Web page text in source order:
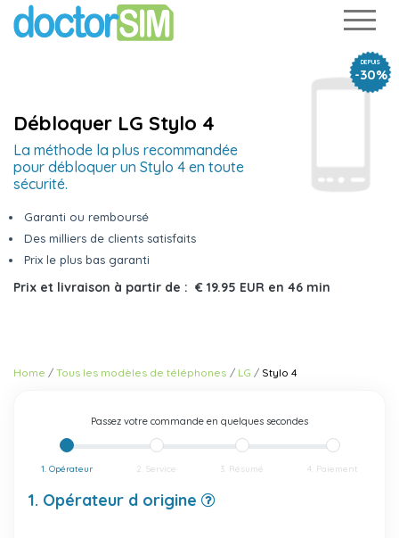
DEPUIS
-30%
Débloquer LG Stylo 4
La méthode la plus recommandée
pour débloquer un Stylo 4 en toute
sécurité.
Garanti ou remboursé
Des milliers de clients satisfaits
Prix le plus bas garanti
Prix et livraison à partir de : € 19.95 EUR en 46 min
Home Tous les modèles de téléphones LG Stylo 4
Passez votre commande en quelques secondes
1. Opérateur 2. Service 3. Résumé 4. Paiement
1. Opérateur d origine